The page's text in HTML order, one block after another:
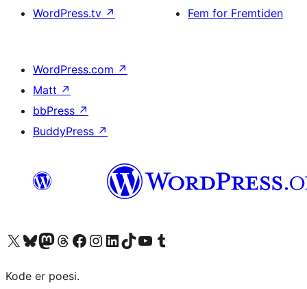
WordPress.tv ↗
Fem for Fremtiden
WordPress.com ↗
Matt ↗
bbPress ↗
BuddyPress ↗
Besøg vores X (tidligere Twitter) konto
Besøg vores Bluesky-konto
Besøg vores Mastodon konto
Besøg vores Threads-konto
Besøg vores Facebook sideBesøg vores Instagram konto
Besøg vores LinkedIn konto
Besøg vores TikTok-konto
Besøg vores YouTube-kanalBesøg vores Tumblr-konto
Kode er poesi.